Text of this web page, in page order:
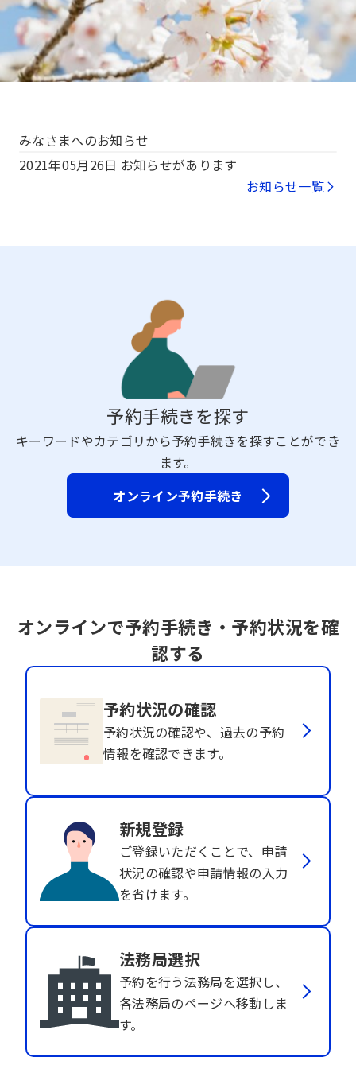
みなさまへのお知らせ
2021年05月26日 お知らせがあります
お知らせ一覧
予約手続きを探す
キーワードやカテゴリから予約手続きを探すことができ
ます。
オンライン予約手続き
オンラインで予約手続き・予約状況を確
認する
予約状況の確認
予約状況の確認や、過去の予約
情報を確認できます。
新規登録
ご登録いただくことで、申請
状況の確認や申請情報の入力
を省けます。
法務局選択
予約を行う法務局を選択し、
各法務局のページへ移動しま
す。